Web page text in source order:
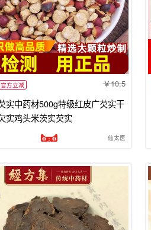
官方立减 10.5
实中药材500g特级红皮广芡实干
实鸡头米茨实芡实
仙太医